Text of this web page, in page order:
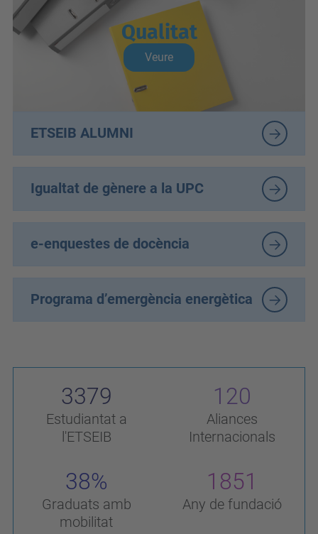
Qualitat
Veure
ETSEIB ALUMNI
Igualtat de gènere a la UPC
e-enquestes de docència
Programa d’emergència energètica
3379
Estudiantat a
l'ETSEIB
38%
Graduats amb
mobilitat
120
Aliances
Internacionals
1851
Any de fundació